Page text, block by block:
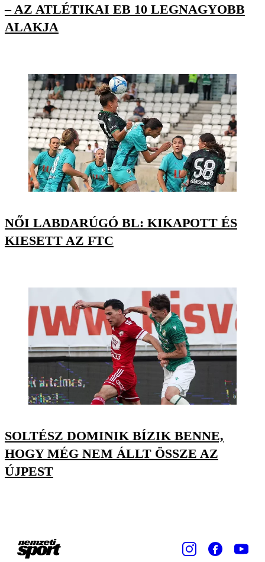
– AZ ATLÉTIKAI EB 10 LEGNAGYOBB
ALAKJA
NŐI LABDARÚGÓ BL: KIKAPOTT ÉS
KIESETT AZ FTC
SOLTÉSZ DOMINIK BÍZIK BENNE,
HOGY MÉG NEM ÁLLT ÖSSZE AZ
ÚJPEST